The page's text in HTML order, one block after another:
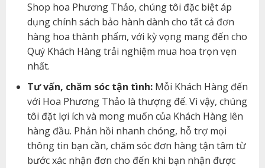
Shop hoa Phương Thảo, chúng tôi đặc biệt áp
dụng chính sách bảo hành dành cho tất cả đơn
hàng hoa thành phẩm, với kỳ vọng mang đến cho
Quý Khách Hàng trải nghiệm mua hoa trọn vẹn
nhất.
Tư vấn, chăm sóc tận tình:Mỗi Khách Hàng đến
với Hoa Phương Thảo là thượng đế. Vì vậy, chúng
tôi đặt lợi ích và mong muốn của Khách Hàng lên
hàng đầu. Phản hồi nhanh chóng, hỗ trợ mọi
thông tin bạn cần, chăm sóc đơn hàng tận tâm từ
bước xác nhận đơn cho đến khi bạn nhận được